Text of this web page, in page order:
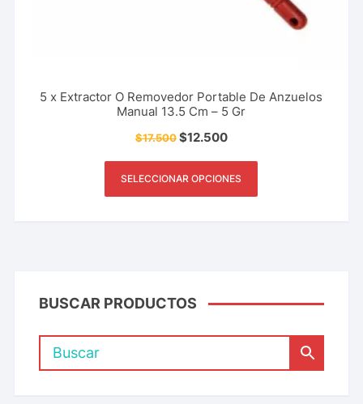
5 x Extractor O Removedor Portable De Anzuelos
Manual 13.5 Cm – 5 Gr
$17.500$12.500
SELECCIONAR OPCIONES
BUSCAR PRODUCTOS